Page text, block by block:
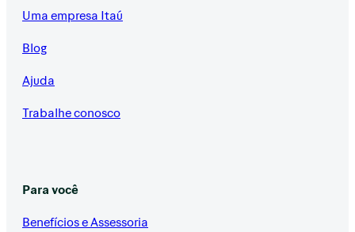
Uma empresa Itaú
Blog
Ajuda
Trabalhe conosco
Para você
Benefícios e Assessoria